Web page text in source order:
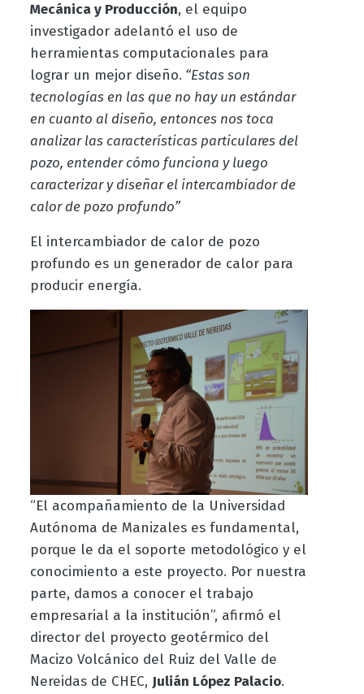
Mecánica y Producción, el equipo
investigador adelantó el uso de
herramientas computacionales para
lograr un mejor diseño. “Estas son
tecnologías en las que no hay un estándar
en cuanto al diseño, entonces nos toca
analizar las características particulares del
pozo, entender cómo funciona y luego
caracterizar y diseñar el intercambiador de
calor de pozo profundo”
El intercambiador de calor de pozo
profundo es un generador de calor para
producir energía.
“El acompañamiento de la Universidad
Autónoma de Manizales es fundamental,
porque le da el soporte metodológico y el
conocimiento a este proyecto. Por nuestra
parte, damos a conocer el trabajo
empresarial a la institución”, afirmó el
director del proyecto geotérmico del
Macizo Volcánico del Ruiz del Valle de
Nereidas de CHEC, Julián López Palacio.